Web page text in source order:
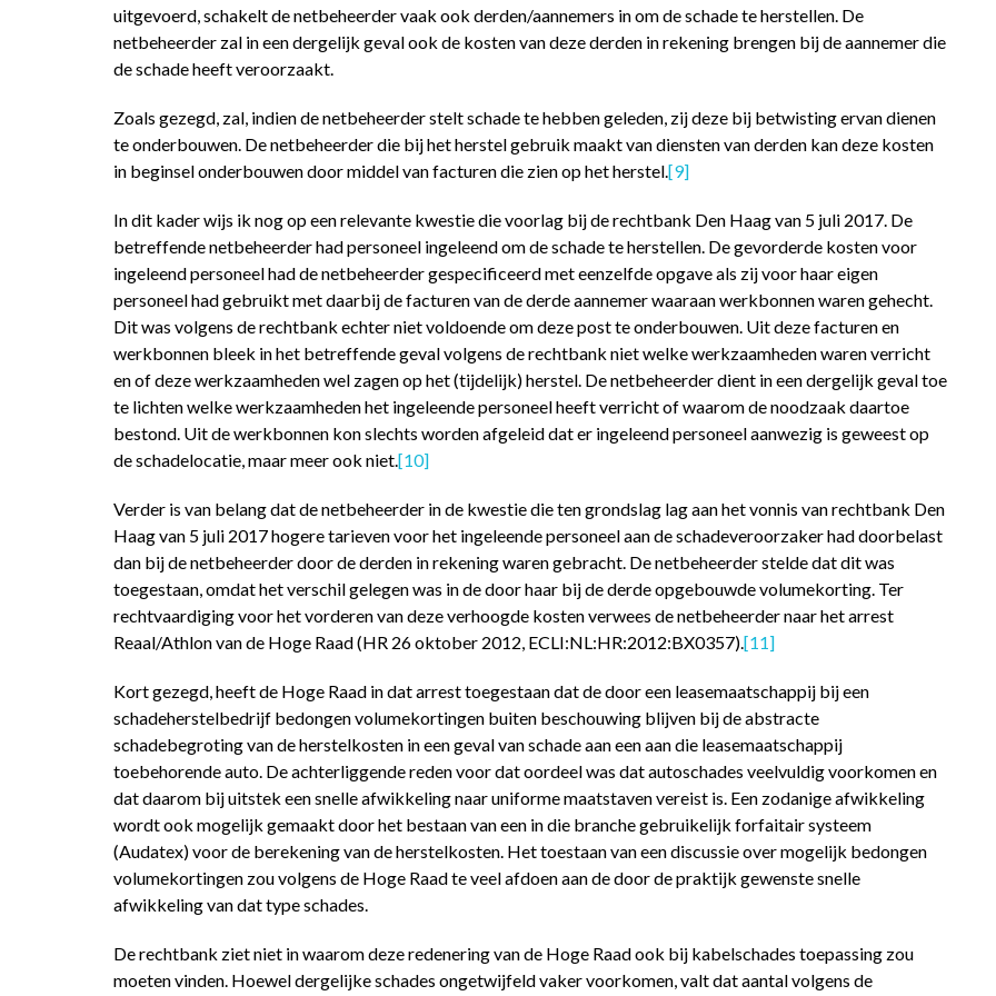
uitgevoerd, schakelt de netbeheerder vaak ook derden/aannemers in om de schade te herstellen. De
netbeheerder zal in een dergelijk geval ook de kosten van deze derden in rekening brengen bij de aannemer die
de schade heeft veroorzaakt.
Zoals gezegd, zal, indien de netbeheerder stelt schade te hebben geleden, zij deze bij betwisting ervan dienen
te onderbouwen. De netbeheerder die bij het herstel gebruik maakt van diensten van derden kan deze kosten
in beginsel onderbouwen door middel van facturen die zien op het herstel.[9]
In dit kader wijs ik nog op een relevante kwestie die voorlag bij de rechtbank Den Haag van 5 juli 2017. De
betreffende netbeheerder had personeel ingeleend om de schade te herstellen. De gevorderde kosten voor
ingeleend personeel had de netbeheerder gespecificeerd met eenzelfde opgave als zij voor haar eigen
personeel had gebruikt met daarbij de facturen van de derde aannemer waaraan werkbonnen waren gehecht.
Dit was volgens de rechtbank echter niet voldoende om deze post te onderbouwen. Uit deze facturen en
werkbonnen bleek in het betreffende geval volgens de rechtbank niet welke werkzaamheden waren verricht
en of deze werkzaamheden wel zagen op het (tijdelijk) herstel. De netbeheerder dient in een dergelijk geval toe
te lichten welke werkzaamheden het ingeleende personeel heeft verricht of waarom de noodzaak daartoe
bestond. Uit de werkbonnen kon slechts worden afgeleid dat er ingeleend personeel aanwezig is geweest op
de schadelocatie, maar meer ook niet.[10]
Verder is van belang dat de netbeheerder in de kwestie die ten grondslag lag aan het vonnis van rechtbank Den
Haag van 5 juli 2017 hogere tarieven voor het ingeleende personeel aan de schadeveroorzaker had doorbelast
dan bij de netbeheerder door de derden in rekening waren gebracht. De netbeheerder stelde dat dit was
toegestaan, omdat het verschil gelegen was in de door haar bij de derde opgebouwde volumekorting. Ter
rechtvaardiging voor het vorderen van deze verhoogde kosten verwees de netbeheerder naar het arrest
Reaal/Athlon van de Hoge Raad (HR 26 oktober 2012, ECLI:NL:HR:2012:BX0357).[11]
Kort gezegd, heeft de Hoge Raad in dat arrest toegestaan dat de door een leasemaatschappij bij een
schadeherstelbedrijf bedongen volumekortingen buiten beschouwing blijven bij de abstracte
schadebegroting van de herstelkosten in een geval van schade aan een aan die leasemaatschappij
toebehorende auto. De achterliggende reden voor dat oordeel was dat autoschades veelvuldig voorkomen en
dat daarom bij uitstek een snelle afwikkeling naar uniforme maatstaven vereist is. Een zodanige afwikkeling
wordt ook mogelijk gemaakt door het bestaan van een in die branche gebruikelijk forfaitair systeem
(Audatex) voor de berekening van de herstelkosten. Het toestaan van een discussie over mogelijk bedongen
volumekortingen zou volgens de Hoge Raad te veel afdoen aan de door de praktijk gewenste snelle
afwikkeling van dat type schades.
De rechtbank ziet niet in waarom deze redenering van de Hoge Raad ook bij kabelschades toepassing zou
moeten vinden. Hoewel dergelijke schades ongetwijfeld vaker voorkomen, valt dat aantal volgens de